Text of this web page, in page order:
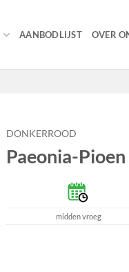
AANBODLIJST OVER
DONKERROOD
Paeonia-
midden vroeg